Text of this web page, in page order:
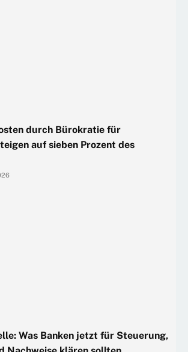
durch Bürokratie für
auf sieben Prozent des
Was Banken jetzt für Steuerung,